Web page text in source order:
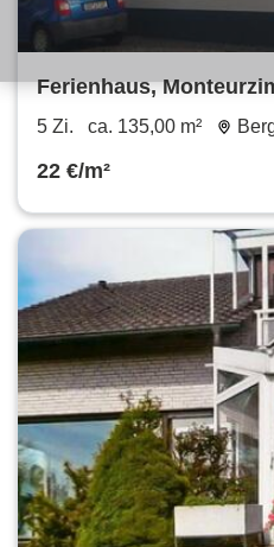
Ferienhaus,
Vermieten
5 Zi. ca. 135,00 m²
22 €/m²